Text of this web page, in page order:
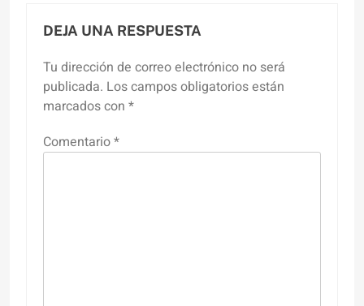
DEJA UNA RESPUESTA
Tu dirección de correo electrónico no será
publicada. Los campos obligatorios están
marcados con *
Comentario*